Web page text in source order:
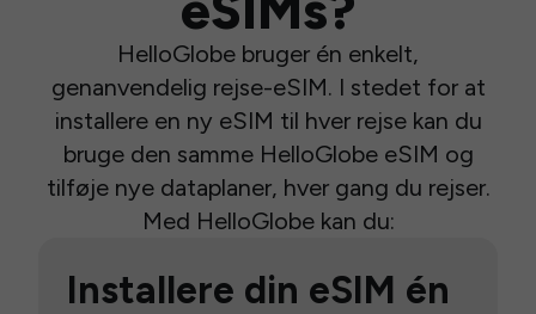
HelloGlobe bruger én enkelt,
genanvendelig rejse-eSIM. I stedet for at
installere en ny eSIM til hver rejse kan du
bruge den samme HelloGlobe eSIM og
tilføje nye dataplaner, hver gang du rejser.
Med HelloGlobe kan du:
Installere din eSIM én